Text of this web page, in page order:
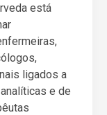
está
ligados a
e de